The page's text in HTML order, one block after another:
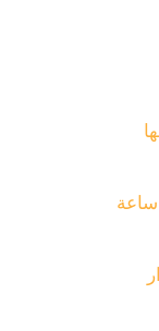
رقم ونش / يمكنك الاتصال خلال 24 ساعة